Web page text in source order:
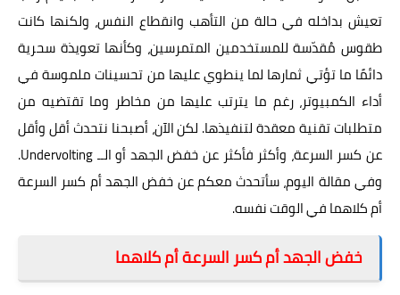
تعيش بداخله في حالة من التأهب وانقطاع النفس، ولكنها كانت
طقوس مُقدّسة للمستخدمين المتمرسين، وكأنها تعويذة سحرية
دائمًا ما تؤتي ثمارها لما ينطوي عليها من تحسينات ملموسة في
أداء الكمبيوتر، رغم ما يترتب عليها من مخاطر وما تقتضيه من
متطلبات تقنية معقدة لتنفيذها. لكن الآن، أصبحنا نتحدث أقل وأقل
عن كسر السرعة، وأكثر فأكثر عن خفض الجهد أو الــ Undervolting.
وفي مقالة اليوم، سأتحدث معكم عن خفض الجهد أم كسر السرعة
أم كلاهما في الوقت نفسه.
خفض الجهد أم كسر السرعة أم كلاهما